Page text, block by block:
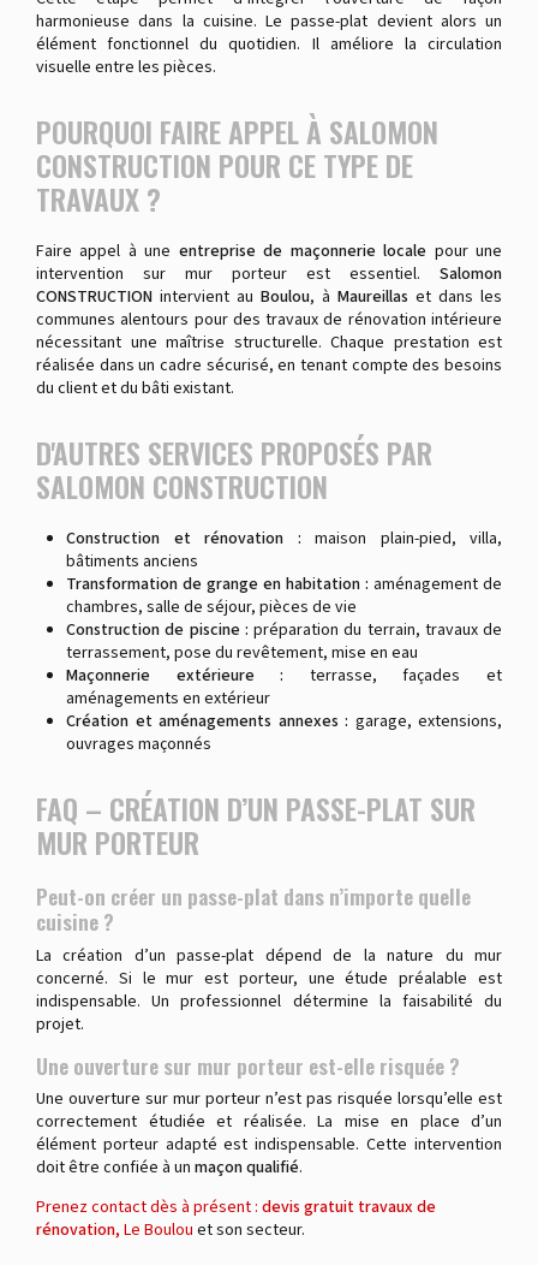
harmonieuse dans la cuisine. Le passe-plat devient alors un
élément fonctionnel du quotidien. Il améliore la circulation
visuelle entre les pièces.
POURQUOI FAIRE APPEL À SALOMON
CONSTRUCTION POUR CE TYPE DE
TRAVAUX ?
Faire appel à une entreprise de maçonnerie locale pour une
intervention sur mur porteur est essentiel. Salomon
CONSTRUCTION intervient au Boulou, à Maureillas et dans les
communes alentours pour des travaux de rénovation intérieure
nécessitant une maîtrise structurelle. Chaque prestation est
réalisée dans un cadre sécurisé, en tenant compte des besoins
du client et du bâti existant.
D'AUTRES SERVICES PROPOSÉS PAR
SALOMON CONSTRUCTION
Construction et rénovation : maison plain-pied, villa,
bâtiments anciens
Transformation de grange en habitation : aménagement de
chambres, salle de séjour, pièces de vie
Construction de piscine : préparation du terrain, travaux de
terrassement, pose du revêtement, mise en eau
Maçonnerie extérieure : terrasse, façades et
aménagements en extérieur
Création et aménagements annexes : garage, extensions,
ouvrages maçonnés
FAQ – CRÉATION D’UN PASSE-PLAT SUR
MUR PORTEUR
Peut-on créer un passe-plat dans n’importe quelle
cuisine ?
La création d’un passe-plat dépend de la nature du mur
concerné. Si le mur est porteur, une étude préalable est
indispensable. Un professionnel détermine la faisabilité du
projet.
Une ouverture sur mur porteur est-elle risquée ?
Une ouverture sur mur porteur n’est pas risquée lorsqu’elle est
correctement étudiée et réalisée. La mise en place d’un
élément porteur adapté est indispensable. Cette intervention
doit être confiée à un maçon qualifié.
Prenez contact dès à présent : devis gratuit travaux de
rénovation, Le Boulou et son secteur.